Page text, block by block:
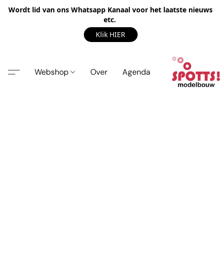
Wordt lid van ons Whatsapp Kanaal voor het laatste nieuws
etc.
Klik HIER
Webshop Over Agenda